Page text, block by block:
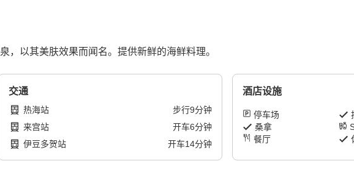
，以其美肤效果而闻名。提供新鲜的海鲜料理。
交通
热海站 步行9分钟
来宫站
开车6分钟
伊豆多贺站
开车14分钟
酒店设施
停车场
桑拿
餐厅